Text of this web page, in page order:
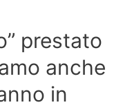
prestato
anche
in